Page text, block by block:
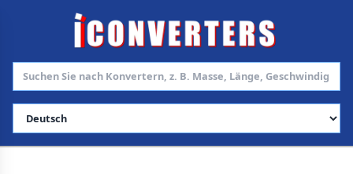
Sprache auswählen